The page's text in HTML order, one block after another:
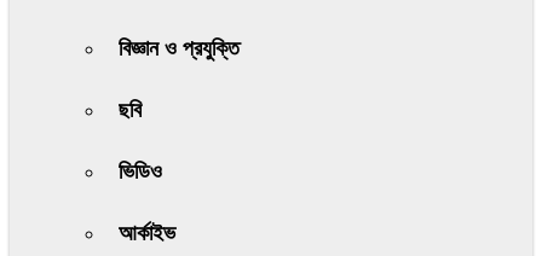
বিজ্ঞান ও প্রযুক্তি
ছবি
ভিডিও
আর্কাইভ